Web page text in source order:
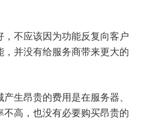
不应该因为功能反复向客户
并没有给服务商带来更大的
生昂贵的费用是在服务器、
高，也没有必要购买昂贵的